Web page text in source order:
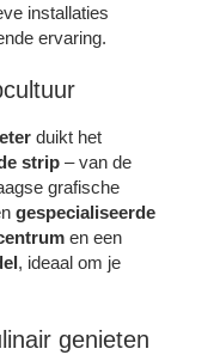
installaties
ervaring.
duikt het
strip – van de
grafische
gespecialiseerde
en een
, ideaal om je
genieten